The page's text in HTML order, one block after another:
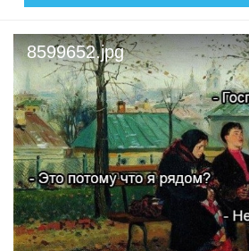
8599652.jpg